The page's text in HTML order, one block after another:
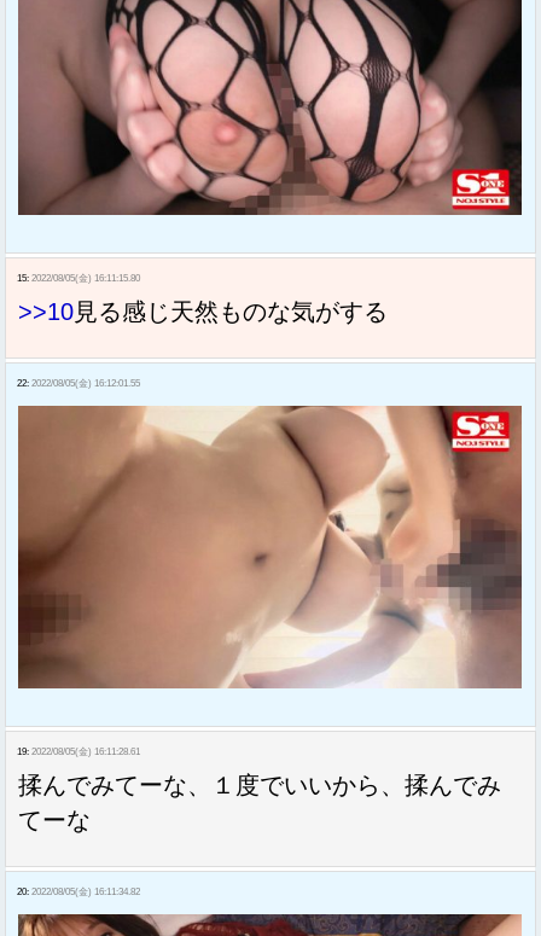
15: 2022/08/05(金) 16:11:15.80
>>10見る感じ天然ものな気がする
22: 2022/08/05(金) 16:12:01.55
19: 2022/08/05(金) 16:11:28.61
揉んでみてーな、１度でいいから、揉んでみ
てーな
20: 2022/08/05(金) 16:11:34.82